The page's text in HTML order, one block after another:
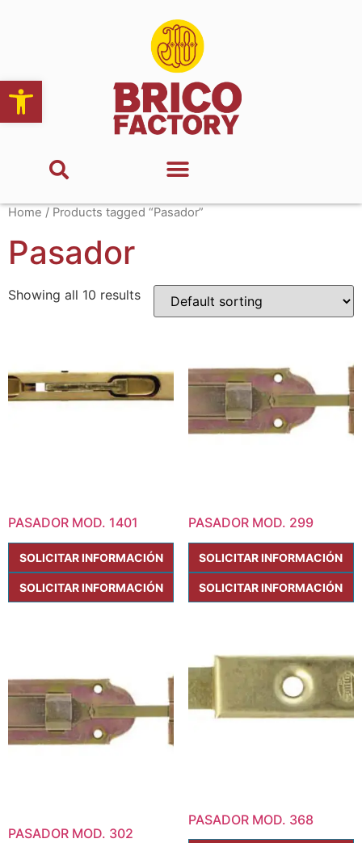
Abrir barra de herramientas
Home / Products tagged “Pasador”
Pasador
Showing all 10 results
PASADOR MOD. 1401
SOLICITAR INFORMACIÓN
SOLICITAR INFORMACIÓN
PASADOR MOD. 299
SOLICITAR INFORMACIÓN
SOLICITAR INFORMACIÓN
PASADOR MOD. 302
PASADOR MOD. 368